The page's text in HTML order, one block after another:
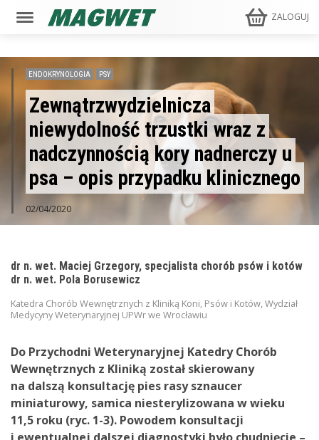
ZALOGUJ
ENDOKRYNOLOGIA PSY
Zewnątrzwydzielnicza
niewydolność trzustki wraz z
nadczynnością kory nadnerczy u
psa – opis przypadku klinicznego
02/04/2020
dr n. wet. Maciej Grzegory, specjalista chorób psów i kotów
dr n. wet. Pola Borusewicz
Katedra Chorób Wewnętrznych z Kliniką Koni, Psów i Kotów, Wydział
Medycyny Weterynaryjnej UPWr we Wrocławiu
Do Przychodni Weterynaryjnej Katedry Chorób
Wewnętrznych z Kliniką został skierowany
na dalszą konsultację pies rasy sznaucer
miniaturowy, samica niesterylizowana w wieku
11,5 roku (ryc. 1-3). Powodem konsultacji
i ewentualnej dalszej diagnostyki było chudnięcie –